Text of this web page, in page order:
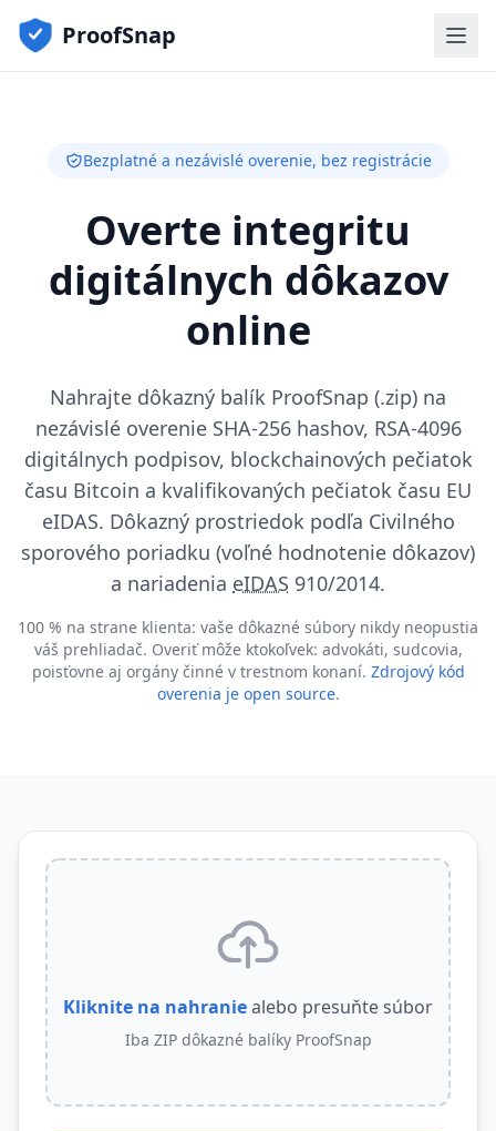
ProofSnap
Bezplatné a nezávislé overenie, bez registrácie
Overte integritu
digitálnych dôkazov
online
Nahrajte dôkazný balík ProofSnap (.zip) na
nezávislé overenie SHA-256 hashov, RSA-4096
digitálnych podpisov, blockchainových pečiatok
času Bitcoin a kvalifikovaných pečiatok času EU
eIDAS. Dôkazný prostriedok podľa Civilného
sporového poriadku (voľné hodnotenie dôkazov)
a nariadenia eIDAS 910/2014.
100 % na strane klienta: vaše dôkazné súbory nikdy neopustia
váš prehliadač. Overiť môže ktokoľvek: advokáti, sudcovia,
poisťovne aj orgány činné v trestnom konaní. Zdrojový kód
overenia je open source.
Kliknite na nahraniealebo presuňte súbor
Iba ZIP dôkazné balíky ProofSnap